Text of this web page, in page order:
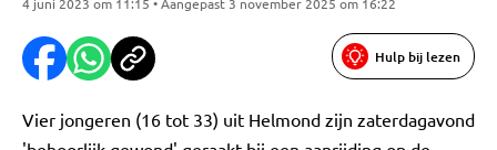
Hulp bij lezen
Vier jongeren (16 tot 33) uit Helmond zijn zaterdagavond